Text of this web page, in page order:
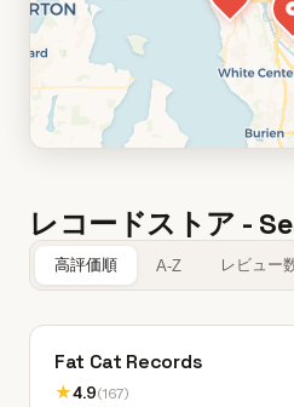
レコードストア -
高評価順 A-Z レビュー
Fat Cat Records
★4.9(167)